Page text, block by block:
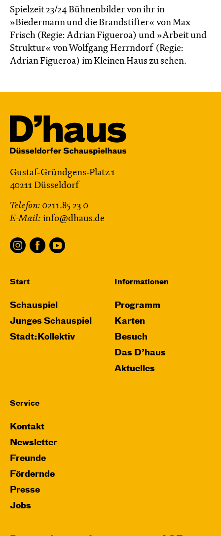
Spielzeit 23/24 Bühnenbilder von ihr in
»Biedermann und die Brandstifter« von Max
Frisch (Regie: Adrian Figueroa) und »Arbeit und
Struktur« von Wolfgang Herrndorf (Regie:
Adrian Figueroa) im Kleinen Haus zu sehen.
Gustaf-Gründgens-Platz 1
40211 Düsseldorf
Telefon: 0211.85 23 0
E-Mail: info@dhaus.de
Start
Schauspiel
Junges Schauspiel
Stadt:Kollektiv
Informationen
Programm
Karten
Besuch
Das D’haus
Aktuelles
Service
Kontakt
Newsletter
Freunde
Fördernde
Presse
Jobs